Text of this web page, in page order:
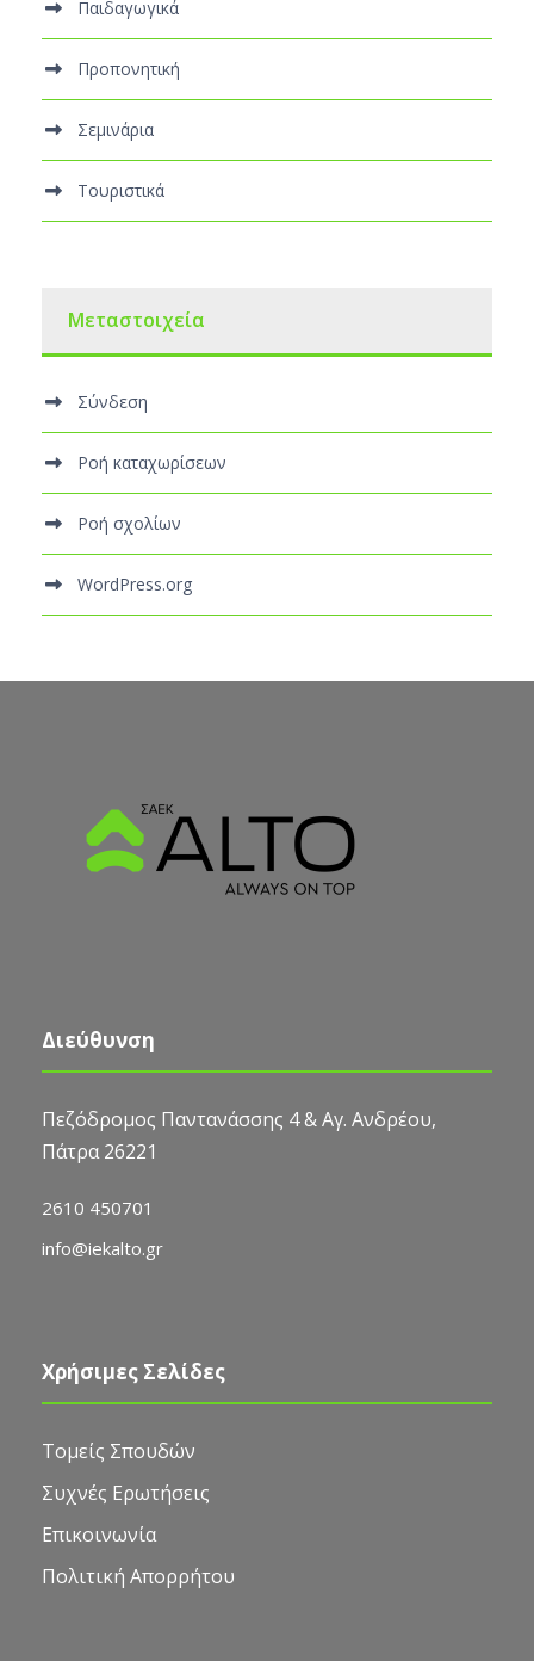
Παιδαγωγικά
Προπονητική
Σεμινάρια
Τουριστικά
Μεταστοιχεία
Σύνδεση
Ροή καταχωρίσεων
Ροή σχολίων
WordPress.org
Διεύθυνση
Πεζόδρομος Παντανάσσης 4 & Αγ. Ανδρέου,
Πάτρα 26221
2610 450701
info@iekalto.gr
Χρήσιμες Σελίδες
Τομείς Σπουδών
Συχνές Ερωτήσεις
Επικοινωνία
Πολιτική Απορρήτου